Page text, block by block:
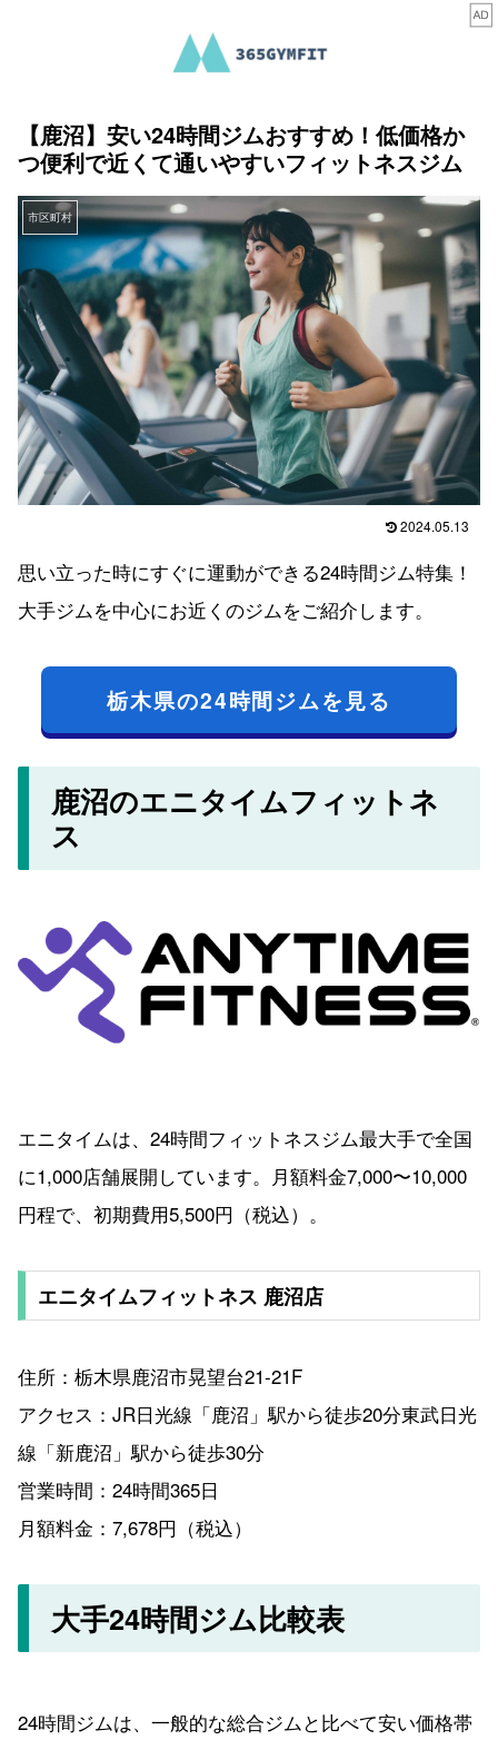
【鹿沼】安い24時間ジムおすすめ！低価格か
つ便利で近くて通いやすいフィットネスジム
市区町村
2024.05.13
思い立った時にすぐに運動ができる24時間ジム特集！
大手ジムを中心にお近くのジムをご紹介します。
栃木県の24時間ジムを見る
鹿沼のエニタイムフィットネ
ス
エニタイムは、24時間フィットネスジム最大手で全国
に1,000店舗展開しています。月額料金7,000〜10,000
円程で、初期費用5,500円（税込）。
エニタイムフィットネス 鹿沼店
住所：栃木県鹿沼市晃望台21-21F
アクセス：JR日光線「鹿沼」駅から徒歩20分東武日光
線「新鹿沼」駅から徒歩30分
営業時間：24時間365日
月額料金：7,678円（税込）
大手24時間ジム比較表
24時間ジムは、一般的な総合ジムと比べて安い価格帯